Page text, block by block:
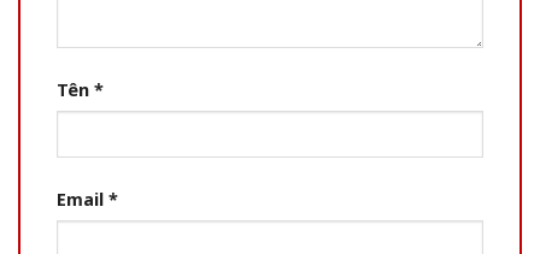
Tên *
Email *